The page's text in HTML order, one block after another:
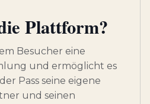
Plattform?
Besucher eine
und ermöglicht es
Pass seine eigene
und seinen